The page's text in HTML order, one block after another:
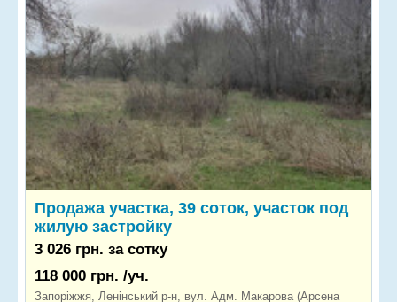
Продажа участка, 39 соток, участок под
жилую застройку
3 026 грн. за сотку
118 000 грн. /уч.
Запоріжжя, Ленінський р-н, вул. Адм. Макарова (Арсена